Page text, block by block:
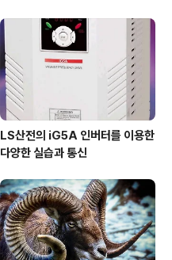
LS산전의 iG5A 인버터를 이용한
다양한 실습과 통신